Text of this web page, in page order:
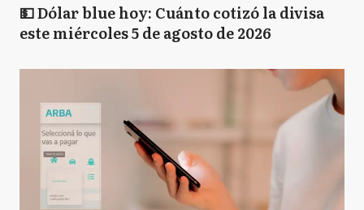
💵 Dólar blue hoy: Cuánto cotizó la divisa
este miércoles 5 de agosto de 2026